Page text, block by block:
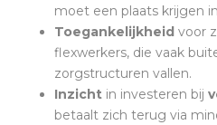
moet een plaats krijgen
Toegankelijkheid voor
flexwerkers, die vaak
zorgstructuren vallen.
Inzicht in investeren bij
betaalt zich terug via